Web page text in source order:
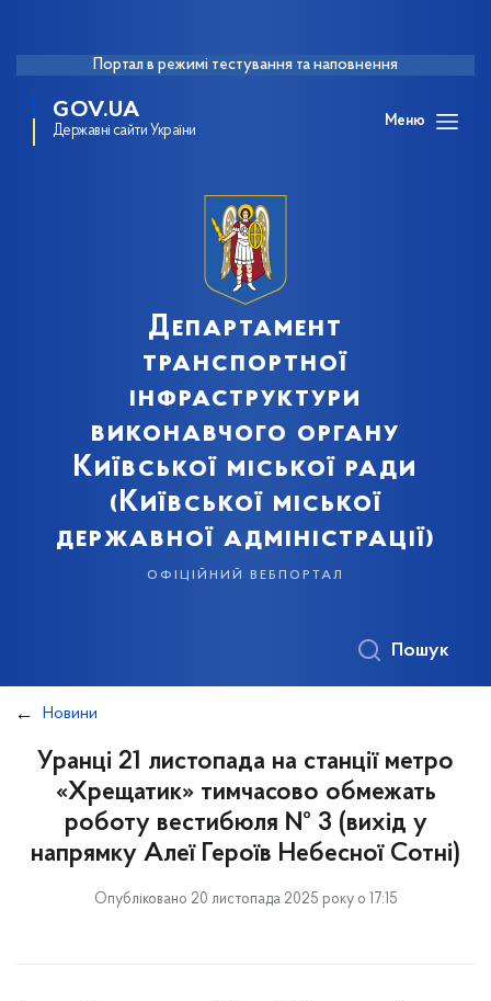
Портал в режимі тестування та наповнення
GOV.UA
Державні сайти України
Меню
Департамент
транспортної
інфраструктури
виконавчого органу
Київської міської ради
(Київської міської
державної адміністрації)
офіційний вебпортал
Пошук
Новини
Уранці 21 листопада на станції метро
«Хрещатик» тимчасово обмежать
роботу вестибюля № 3 (вихід у
напрямку Алеї Героїв Небесної Сотні)
Опубліковано 20 листопада 2025 року о 17:15